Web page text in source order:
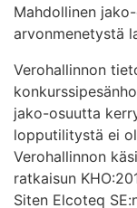
Mahdollinen
arvonmenetystä
Verohallinnon
jako-osuutta
lopputilitystä ei
Verohallinnon
ratkaisun
Siten Elcoteq